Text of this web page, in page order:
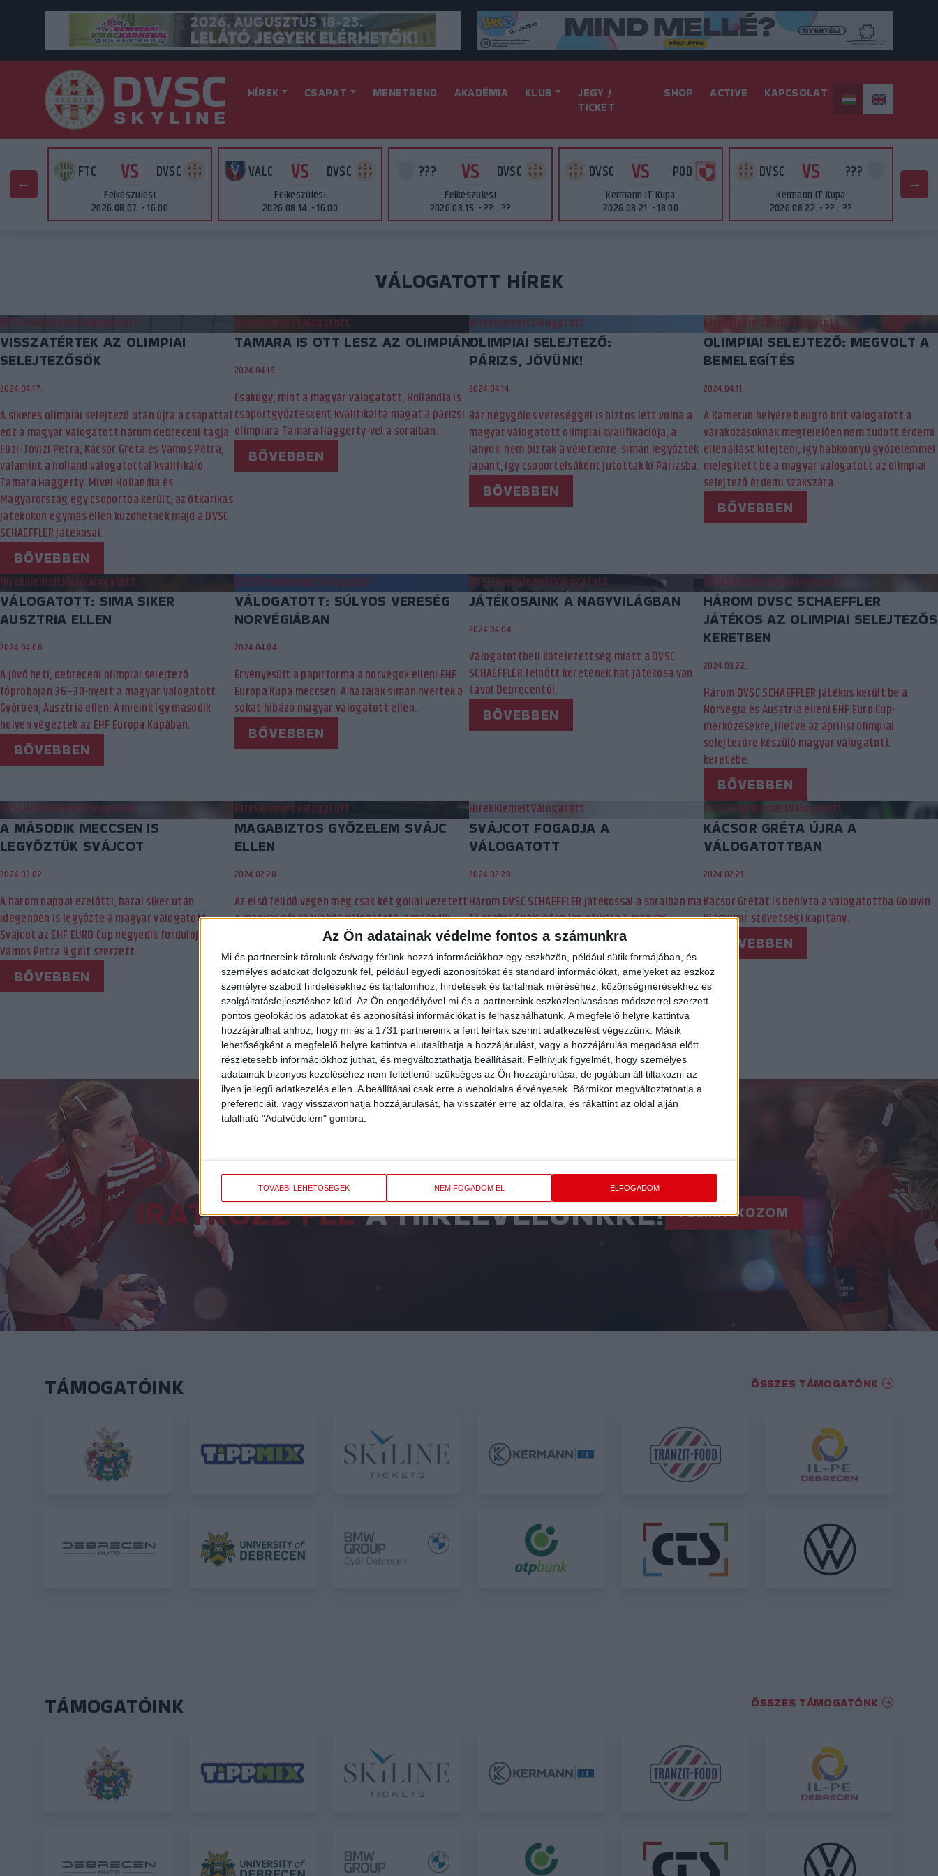
Az Ön adatainak védelme fontos a számunkra
Mi és partnereink tárolunk és/vagy férünk hozzá információkhoz egy eszközön, például sütik formájában, és
személyes adatokat dolgozunk fel, például egyedi azonosítókat és standard információkat, amelyeket az eszköz
személyre szabott hirdetésekhez és tartalomhoz, hirdetések és tartalmak méréséhez, közönségmérésekhez és
szolgáltatásfejlesztéshez küld. Az Ön engedélyével mi és a partnereink eszközleolvasásos módszerrel szerzett
pontos geolokációs adatokat és azonosítási információkat is felhasználhatunk. A megfelelő helyre kattintva
hozzájárulhat ahhoz, hogy mi és a 1731 partnereink a fent leírtak szerint adatkezelést végezzünk. Másik
lehetőségként a megfelelő helyre kattintva elutasíthatja a hozzájárulást, vagy a hozzájárulás megadása előtt
részletesebb információkhoz juthat, és megváltoztathatja beállításait. Felhívjuk figyelmét, hogy személyes
adatainak bizonyos kezeléséhez nem feltétlenül szükséges az Ön hozzájárulása, de jogában áll tiltakozni az
ilyen jellegű adatkezelés ellen. A beállításai csak erre a weboldalra érvényesek. Bármikor megváltoztathatja a
preferenciáit, vagy visszavonhatja hozzájárulását, ha visszatér erre az oldalra, és rákattint az oldal alján
található "Adatvédelem" gombra.
TOVÁBBI LEHETŐSÉGEK NEM FOGADOM EL ELFOGADOM
HÍREK CSAPAT MENETREND AKADÉMIA KLUB
JEGY /
TICKET
SHOP ACTIVE KAPCSOLAT
FTC VS DVSC
Felkészülési
2026.08.07. - 16:00
VALC VS DVSC
Felkészülési
2026.08.14. - 16:00
??? VS DVSC
Felkészülési
2026.08.15. - ?? : ??
DVSC VS POD
Kermann IT Kupa
2026.08.21. - 18:00
DVSC VS ???
Kermann IT Kupa
2026.08.22. - ?? : ??
VÁLOGATOTT HÍREK
DVSCHírekKiemeltVálogatott
VISSZATÉRTEK AZ OLIMPIAI
SELEJTEZŐSÖK
2024.04.17.
A sikeres olimpiai selejtező után újra a csapattal
edz a magyar válogatott három debreceni tagja
Füzi-Tóvizi Petra, Kácsor Gréta és Vámos Petra,
valamint a holland válogatottal kvalifikáló
Tamara Haggerty. Mivel Hollandia és
Magyarország egy csoportba került, az ötkarikás
játékokon egymás ellen küzdhetnek majd a DVSC
SCHAEFFLER játékosai.
BŐVEBBEN
HírekKiemeltVálogatott
TAMARA IS OTT LESZ AZ OLIMPIÁN!
2024.04.16.
Csakúgy, mint a magyar válogatott, Hollandia is
csoportgyőztesként kvalifikálta magát a párizsi
olimpiára Tamara Haggerty-vel a soraiban.
BŐVEBBEN
HírekKiemeltVálogatott
OLIMPIAI SELEJTEZŐ:
PÁRIZS, JÖVÜNK!
2024.04.14.
Bár négygólos vereséggel is biztos lett volna a
magyar válogatott olimpiai kvalifikációja, a
lányok nem bízták a véletlenre simán legyőzték
Japánt, így csoportelsőként jutottak ki Párizsba.
BŐVEBBEN
Hírek Kiemelt KlubVálogatott
OLIMPIAI SELEJTEZŐ: MEGVOLT A
BEMELEGÍTÉS
2024.04.11.
A Kamerun helyére beugró brit válogatott a
várakozásoknak megfelelően nem tudott érdemi
ellenállást kifejteni, így habkönnyű győzelemmel
melegített be a magyar válogatott az olimpiai
selejtező érdemi szakszára.
BŐVEBBEN
HírekKiemeltKlubVálogatott
VÁLOGATOTT: SIMA SIKER
AUSZTRIA ELLEN
2024.04.06.
A jövő heti, debreceni olimpiai selejtező
főpróbáján 36–30-nyert a magyar válogatott
Győrben, Ausztria ellen. A mieink így második
helyen végeztek az EHF Európa Kupában.
BŐVEBBEN
DVSCHírekKiemeltVálogatott
VÁLOGATOTT: SÚLYOS VERESÉG
NORVÉGIÁBAN
2024.04.04.
Érvényesült a papírforma a norvégok elleni EHF
Európa Kupa meccsen. A hazaiak simán nyertek a
sokat hibázó magyar válogatott ellen.
BŐVEBBEN
DVSCHírekKiemeltVálogatott
JÁTÉKOSAINK A NAGYVILÁGBAN
2024.04.04.
Válogatottbeli kötelezettség miatt a DVSC
SCHAEFFLER felnőtt keretének hat játékosa van
távol Debrecentől.
BŐVEBBEN
DVSCHírekKiemeltVálogatott
HÁROM DVSC SCHAEFFLER
JÁTÉKOS AZ OLIMPIAI SELEJTEZŐS
KERETBEN
2024.03.22.
Három DVSC SCHAEFFLER játékos került be a
Norvégia és Ausztria elleni EHF Euro Cup-
mérkőzésekre, illetve az áprilisi olimpiai
selejtezőre készülő magyar válogatott
keretébe.
BŐVEBBEN
DVSCHírekKiemeltVálogatott
A MÁSODIK MECCSEN IS
LEGYŐZTÜK SVÁJCOT
2024.03.02.
A három nappal ezelőtti, hazai siker után
idegenben is legyőzte a magyar válogatott
Svájcot az EHF EURO Cup negyedik fordulójában.
Vámos Petra 9 gólt szerzett.
BŐVEBBEN
HírekKiemeltVálogatott
MAGABIZTOS GYŐZELEM SVÁJC
ELLEN
2024.02.28.
Az első félidő végén még csak két góllal vezetett
a magyar női kézilabda válogatott, a második
játékrészben azonban nagyobb sebességi
fokozatba kapcsolt és végül fölényesen győzte
le Svájcot az EHF EURO Cup mérkőzésen.
BŐVEBBEN
HírekKiemeltVálogatott
SVÁJCOT FOGADJA A
VÁLOGATOTT
2024.02.28.
Három DVSC SCHAEFFLER játékossal a soraiban ma
17 órakor Svájc ellen lép pályára a magyar…
BŐVEBBEN
DVSCHírekKiemeltVálogatott
KÁCSOR GRÉTA ÚJRA A
VÁLOGATOTTBAN
2024.02.21.
Kácsor Grétát is behívta a válogatottba Golovin
Vlagyimir szövetségi kapitány.
BŐVEBBEN
« 1 2 3 4 5 6 7 8 9 10 11 12 13 14 15 16 17 »
IRATKOZZ FELA HÍRLEVELÜNKRE! FELIRATKOZOM
TÁMOGATÓINK ÖSSZES TÁMOGATÓNK
TÁMOGATÓINK ÖSSZES TÁMOGATÓNK